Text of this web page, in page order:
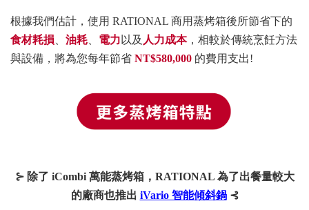
根據我們估計，使用 RATIONAL 商用蒸烤箱後所節省下的
食材耗損
油耗 電力 以及 人力成本，相較於傳統烹飪方法
與設備，將為您每年節省 NT$580,000 的費用支出!
⊱ 除了 iCombi 萬能蒸烤箱，RATIONAL 為了出餐量較大
的廠商也推出 iVario 智能傾斜鍋⊰